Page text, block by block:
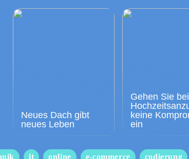
Neues Dach gibt
neues Leben
Gehen Sie
keine
ein
it online e-commerce codierung